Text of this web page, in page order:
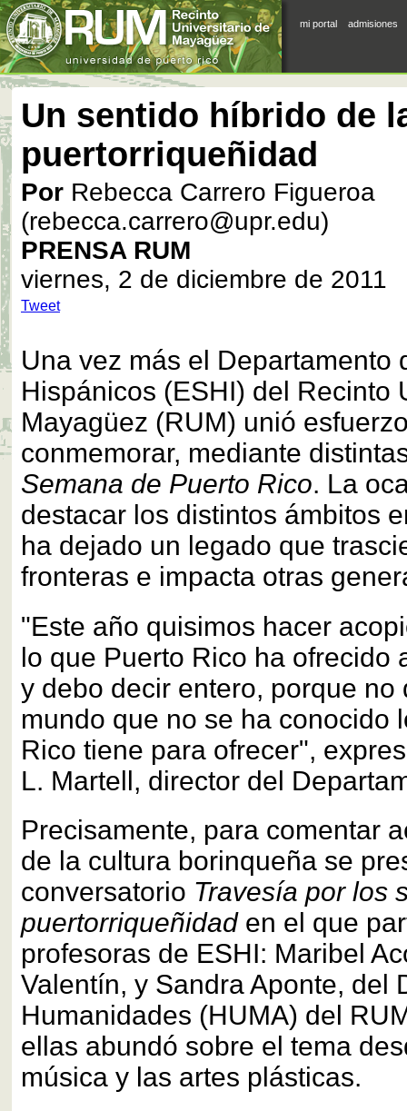
mi portal admisiones
Un sentido híbrido de
puertorriqueñidad
Por Rebecca Carrero Figueroa
(rebecca.carrero@upr.edu)
PRENSA RUM
viernes, 2 de diciembre de 2011
Tweet
Una vez más el Departamento
Hispánicos (ESHI) del Recinto
Mayagüez (RUM) unió
conmemorar, mediante
Semana de Puerto Rico. La
destacar los distintos ámbitos
ha dejado un legado que
fronteras e impacta otras
"Este año quisimos hacer
lo que Puerto Rico ha ofrecido
y debo decir entero, porque no
mundo que no se ha conocido
Rico tiene para ofrecer",
L. Martell, director del
Precisamente, para comentar
de la cultura borinqueña se
conversatorio Travesía por los
puertorriqueñidaden el que
profesoras de ESHI: Maribel
Valentín, y Sandra Aponte, del
Humanidades (HUMA) del
ellas abundó sobre el tema
música y las artes plásticas.